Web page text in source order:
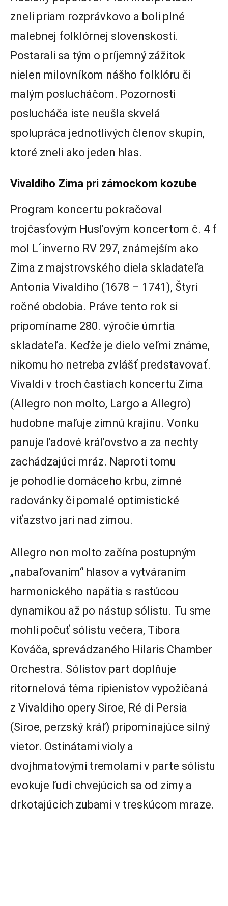
zneli priam rozprávkovo a boli plné
malebnej folklórnej slovenskosti.
Postarali sa tým o príjemný zážitok
nielen milovníkom nášho folklóru či
malým poslucháčom. Pozornosti
poslucháča iste neušla skvelá
spolupráca jednotlivých členov skupín,
ktoré zneli ako jeden hlas.
Vivaldiho Zima pri zámockom kozube
Program koncertu pokračoval
trojčasťovým Husľovým koncertom č. 4 f
mol L´inverno RV 297, známejším ako
Zima z majstrovského diela skladateľa
Antonia Vivaldiho (1678 – 1741), Štyri
ročné obdobia. Práve tento rok si
pripomíname 280. výročie úmrtia
skladateľa. Keďže je dielo veľmi známe,
nikomu ho netreba zvlášť predstavovať.
Vivaldi v troch častiach koncertu Zima
(Allegro non molto, Largo a Allegro)
hudobne maľuje zimnú krajinu. Vonku
panuje ľadové kráľovstvo a za nechty
zachádzajúci mráz. Naproti tomu
je pohodlie domáceho krbu, zimné
radovánky či pomalé optimistické
víťazstvo jari nad zimou.
Allegro non molto začína postupným
„nabaľovaním“ hlasov a vytváraním
harmonického napätia s rastúcou
dynamikou až po nástup sólistu. Tu sme
mohli počuť sólistu večera, Tibora
Kováča, sprevádzaného Hilaris Chamber
Orchestra. Sólistov part doplňuje
ritornelová téma ripienistov vypožičaná
z Vivaldiho opery Siroe, Ré di Persia
(Siroe, perzský kráľ) pripomínajúce silný
vietor. Ostinátami violy a
dvojhmatovými tremolami v parte sólistu
evokuje ľudí chvejúcich sa od zimy a
drkotajúcich zubami v treskúcom mraze.